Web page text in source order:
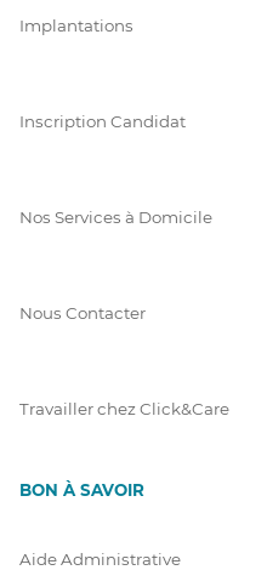
Implantations
Inscription Candidat
Nos Services à Domicile
Nous Contacter
Travailler chez Click&Care
BON À SAVOIR
Aide Administrative